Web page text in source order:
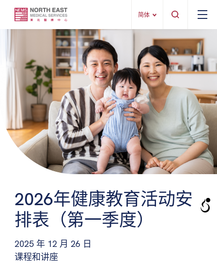
简体
2026年健康教育活动安
排表（第一季度）
2025 年 12 月 26 日
课程和讲座